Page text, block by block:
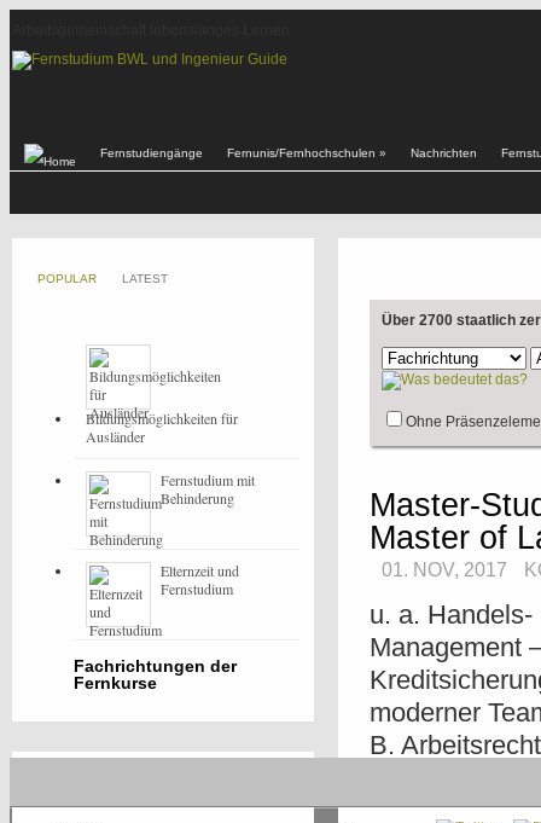
Fernstudiengänge Fernunis/Fernhochschulen » Nachrichten
Über 2700 staatlich
Ohne
Master-
Master of
01. NOV, 2017
u. a.
Management
moderner
B.
POPULAR LATEST
Bildungsmöglichkeiten für
Ausländer
Fernstudium mit
Behinderung
Elternzeit und
Fernstudium
Fachrichtungen der
Fernkurse